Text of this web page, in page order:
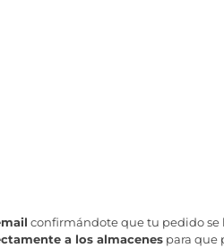
confirmándote que tu pedido se
a los almacenespara que